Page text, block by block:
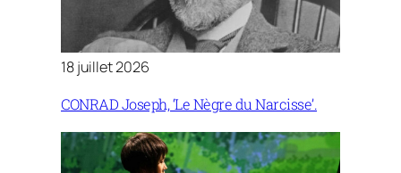
18 juillet 2026
CONRAD Joseph, ‘Le Nègre du Narcisse’.